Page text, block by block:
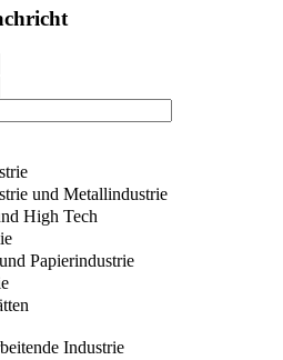
und Metallindustrie
High Tech
Papierindustrie
Industrie